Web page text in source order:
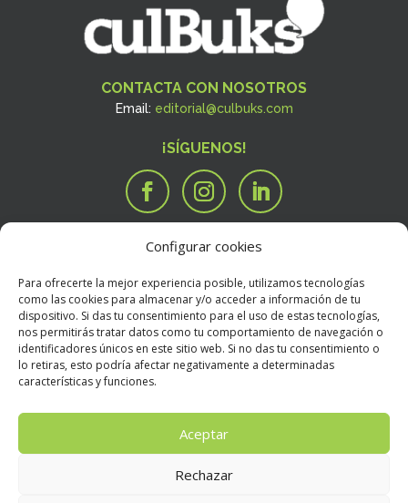
Configurar cookies
Para ofrecerte la mejor experiencia posible, utilizamos tecnologías
como las cookies para almacenar y/o acceder a información de tu
dispositivo. Si das tu consentimiento para el uso de estas tecnologías,
nos permitirás tratar datos como tu comportamiento de navegación o
identificadores únicos en este sitio web. Si no das tu consentimiento o
lo retiras, esto podría afectar negativamente a determinadas
características y funciones.
Aceptar
Rechazar
CONTACTA CON NOSOTROS
Email: editorial@culbuks.com
¡SÍGUENOS!
i Tengo un manuscrito
RNecesito que alguien valore mi libro
BOOKSTORE
ECondiciones Generales de Contratación
E Política de devoluciones
E